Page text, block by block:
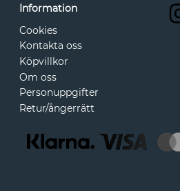
Information
Cookies
Kontakta oss
Köpvillkor
Om oss
Personuppgifter
Retur/ångerrätt